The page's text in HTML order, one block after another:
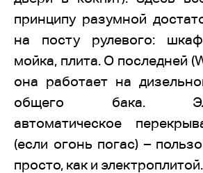
принципу разумной
на посту рулевого:
мойка, плита. О последней
она работает на
общего бака.
автоматическое
(если огонь погас) –
просто, как и электроплитой.